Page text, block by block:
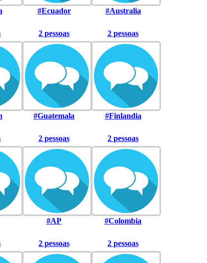
#Ecuador #Australia
2 pessoas
#Guatemala
2 pessoas
#Finlandia
2 pessoas
#AP
2 pessoas
#Colombia
2 pessoas 2 pessoas